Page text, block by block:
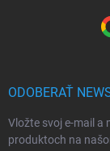
ODOBERAŤ
Vložte svoj e-mail a
produktoch na